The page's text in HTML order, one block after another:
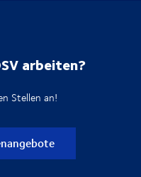
arbeiten?
Stellen an!